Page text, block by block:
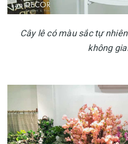
Cây lê có màu sắc tự
không